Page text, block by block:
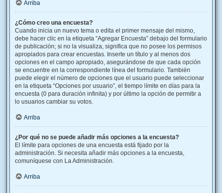
Arriba
¿Cómo creo una encuesta?
Cuando inicia un nuevo tema o edita el primer mensaje del mismo,
debe hacer clic en la etiqueta “Agregar Encuesta” debajo del formulario
de publicación; si no la visualiza, significa que no posee los permisos
apropiados para crear encuestas. Inserte un título y al menos dos
opciones en el campo apropiado, asegurándose de que cada opción
se encuentre en la correspondiente línea del formulario. También
puede elegir el número de opciones que el usuario puede seleccionar
en la etiqueta “Opciones por usuario”, el tiempo límite en días para la
encuesta (0 para duración infinita) y por último la opción de permitir a
lo usuarios cambiar su votos.
Arriba
¿Por qué no se puede añadir más opciones a la encuesta?
El límite para opciones de una encuesta está fijado por la
administración. Si necesita añadir más opciones a la encuesta,
comuníquese con La Administración.
Arriba